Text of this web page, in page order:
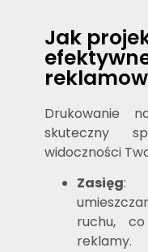
Jak
Drukowanie
skuteczny
widoczności
Zasięg:
ruchu,
reklamy.